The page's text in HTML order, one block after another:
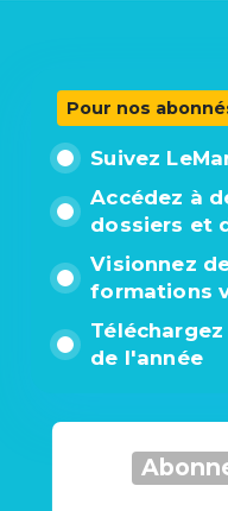
Pour nos
Suivez
Accédez à
dossiers et
Visionnez
formations
de l'année